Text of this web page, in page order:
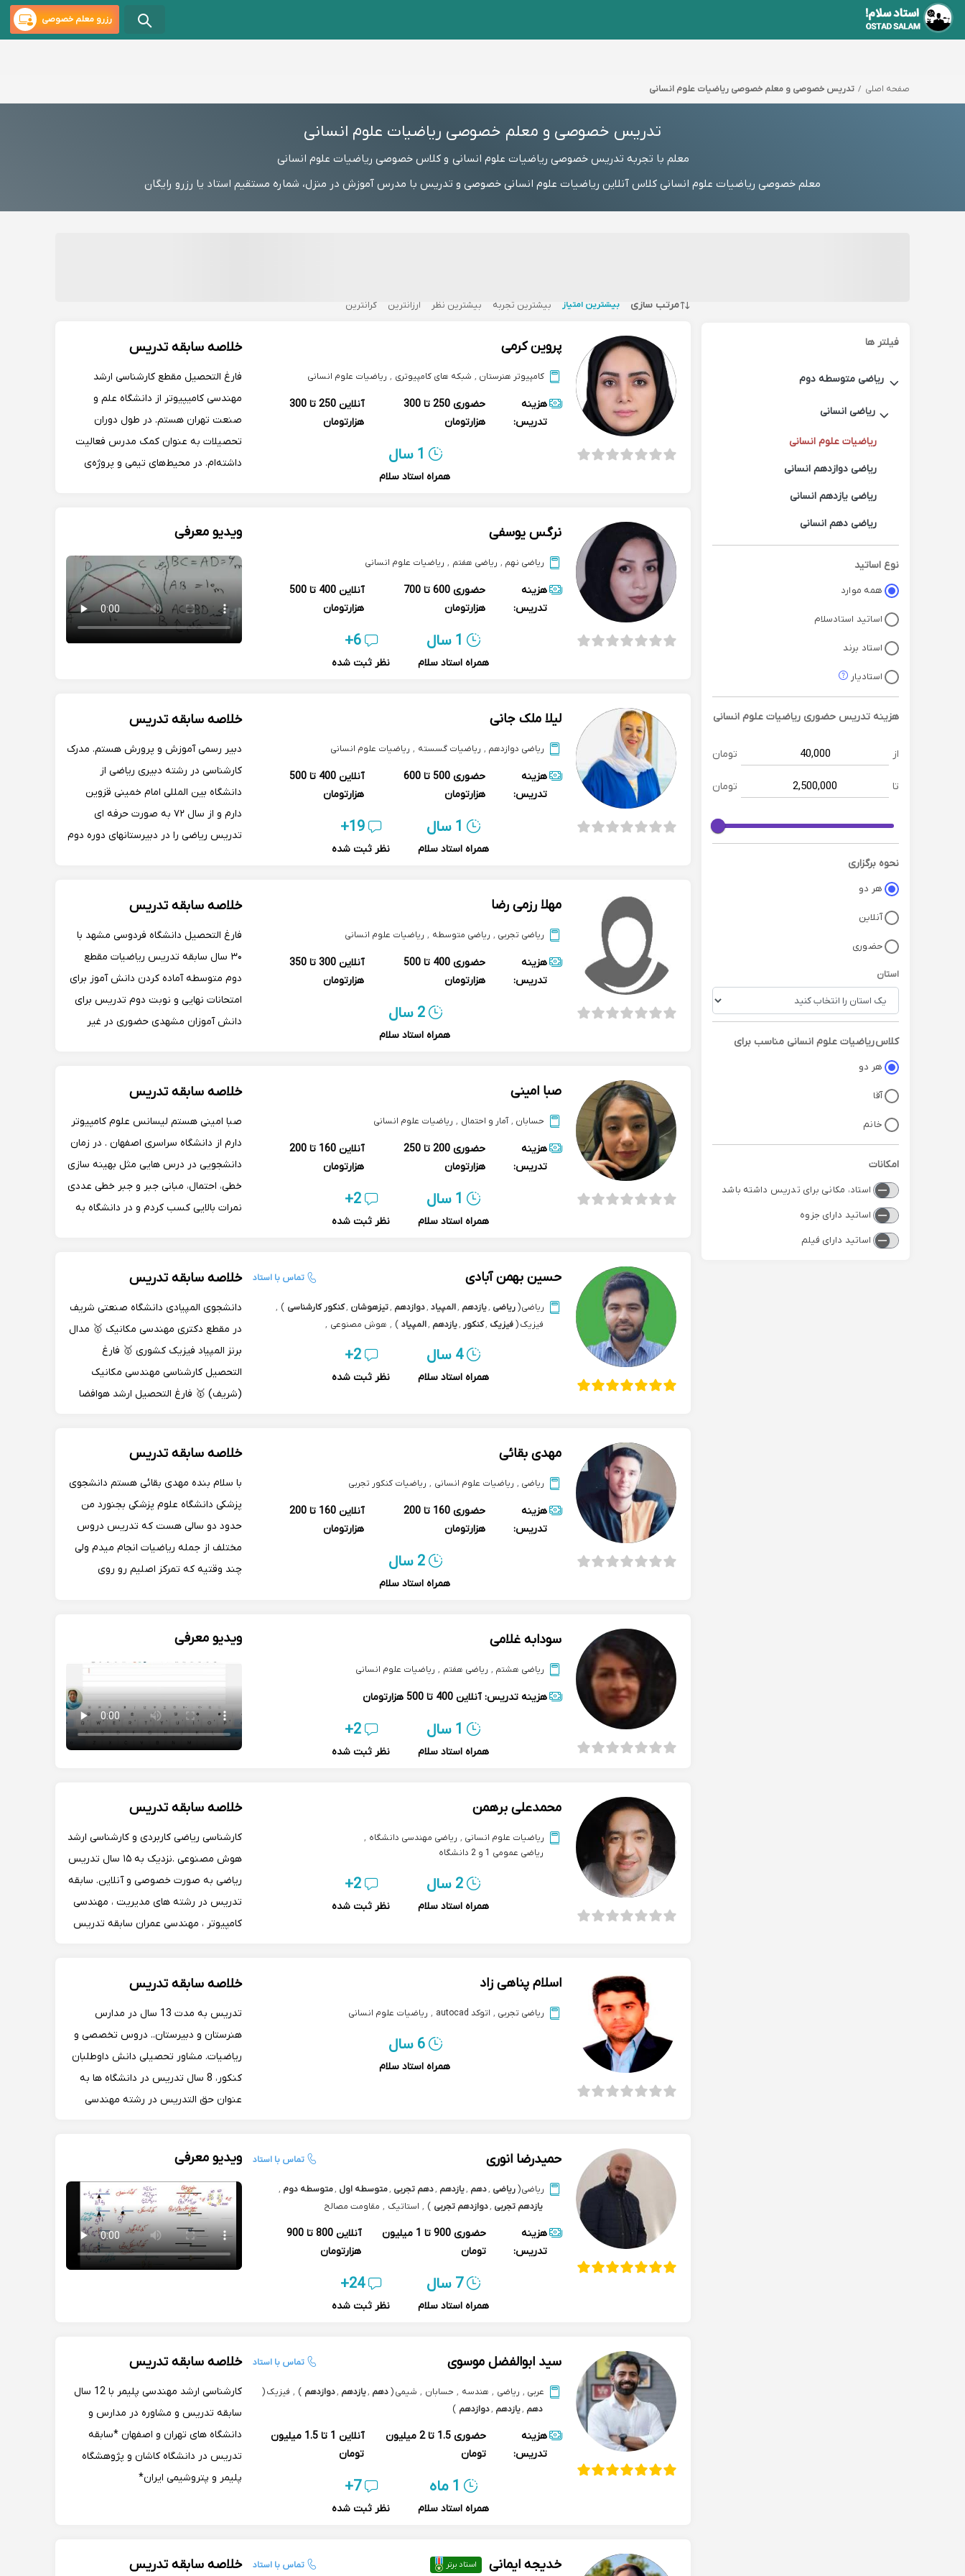
رزرو معلم خصوصی
صفحه اصلی تدریس خصوصی و معلم خصوصی ریاضیات علوم انسانی
تدریس خصوصی و معلم خصوصی ریاضیات علوم انسانی
معلم با تجربه تدریس خصوصی ریاضیات علوم انسانی و کلاس خصوصی ریاضیات علوم انسانی
معلم خصوصی ریاضیات علوم انسانی کلاس آنلاین ریاضیات علوم انسانی خصوصی و تدریس با مدرس آموزش در منزل، شماره مستقیم استاد یا رزرو رایگان
فیلتر ها
ریاضی متوسطه دوم
ریاضی انسانی
ریاضیات علوم انسانی
ریاضی دوازدهم انسانی
ریاضی یازدهم انسانی
ریاضی دهم انسانی
نوع اساتید
همه موارد
اساتید استادسلام
استاد برند
استادیار
هزینه تدریس حضوری ریاضیات علوم انسانی
از تومان
تا تومان
نحوه برگزاری
هر دو
آنلاین
حضوری
استان
کلاسریاضیات علوم انسانی مناسب برای
هر دو
آقا
خانم
امکانات
استاد، مکانی برای تدریس داشته باشد
اساتید دارای جزوه
اساتید دارای فیلم
مرتب سازی بیشترین امتیاز بیشترین تجربه بیشترین نظر ارزانترین گرانترین
پروین کرمی
کامپیوتر هنرستان , شبکه های کامپیوتری , ریاضیات علوم انسانی
هزینه
تدریس:
حضوری
250 تا 300
هزارتومان
آنلاین
250 تا 300
هزارتومان
1 سال
همراه استاد سلام
خلاصه سابقه تدریس
فارغ التحصیل مقطع کارشناسی ارشد
مهندسی کامیپیوتر از دانشگاه علم و
صنعت تهران هستم. در طول دوران
تحصیلات به عنوان کمک مدرس فعالیت
داشته‌ام. در محیط‌های تیمی و پروژه‌ی
انلاین به دلیل نداشتن محدودیت‌ زمانی و
نرگس یوسفی
ریاضی نهم , ریاضی هفتم , ریاضیات علوم انسانی
هزینه
تدریس:
حضوری
600 تا 700
هزارتومان
آنلاین
400 تا 500
هزارتومان
1 سال
همراه استاد سلام
6+
نظر ثبت شده
ویدیو معرفی
لیلا ملک جانی
ریاضی دوازدهم , ریاضیات گسسته , ریاضیات علوم انسانی
هزینه
تدریس:
حضوری
500 تا 600
هزارتومان
آنلاین
400 تا 500
هزارتومان
1 سال
همراه استاد سلام
19+
نظر ثبت شده
خلاصه سابقه تدریس
دبیر رسمی آموزش و پرورش هستم. مدرک
کارشناسی در رشته دبیری ریاضی از
دانشگاه بین المللی امام خمینی قزوین
دارم و از سال ۷۲ به صورت حرفه ای
تدریس ریاضی را در دبیرستانهای دوره دوم
شدن این مراکز وارد دبیرستان نمونه دولتی
مهلا رزمی رضا
ریاضی تجربی , ریاضی متوسطه , ریاضیات علوم انسانی
هزینه
تدریس:
حضوری
400 تا 500
هزارتومان
آنلاین
300 تا 350
هزارتومان
2 سال
همراه استاد سلام
خلاصه سابقه تدریس
فارغ التحصیل دانشگاه فردوسی مشهد با
۳۰ سال سابقه تدریس ریاضیات مقطع
دوم متوسطه آماده کردن دانش آموز برای
امتحانات نهایی و نوبت دوم تدریس برای
دانش آموزان مشهدی حضوری در غیر
صبا امینی
حسابان , آمار و احتمال , ریاضیات علوم انسانی
هزینه
تدریس:
حضوری
200 تا 250
هزارتومان
آنلاین
160 تا 200
هزارتومان
1 سال
همراه استاد سلام
2+
نظر ثبت شده
خلاصه سابقه تدریس
صبا امینی هستم لیسانس علوم کامپیوتر
دارم از دانشگاه سراسری اصفهان . در زمان
دانشجویی در درس هایی مثل بهینه سازی
خطی، احتمال، مبانی جبر و جبر خطی عددی
نمرات بالایی کسب کردم و در دانشگاه به
متمرکز بر یادگیری مطالبه.
حسین بهمن آبادی تماس با استاد
ریاضی(ریاضی ,یازدهم ,المپیاد ,دوازدهم ,تیزهوشان ,کنکور کارشناسی )
,
فیزیک(فیزیک ,کنکور ,یازدهم ,المپیاد )
, هوش مصنوعی ,
4 سال
همراه استاد سلام
2+
نظر ثبت شده
خلاصه سابقه تدریس
دانشجوی المپیادی دانشگاه صنعتی شریف
در مقطع دکتری مهندسی مکانیک 🥇 مدال
برنز المپیاد فیزیک کشوری 🥇 فارغ
التحصیل کارشناسی مهندسی مکانیک
(شریف) 🥇 فارغ التحصیل ارشد هوافضا
تدریس دروس المپیاد و کنکور در مدارس
سمپاد و دانشگاه 🥇
مهدی بقائی
ریاضی , ریاضیات علوم انسانی , ریاضیات کنکور تجربی
هزینه
تدریس:
حضوری
160 تا 200
هزارتومان
آنلاین
160 تا 200
هزارتومان
2 سال
همراه استاد سلام
خلاصه سابقه تدریس
با سلام بنده مهدی بقائی هستم دانشجوی
پزشکی دانشگاه علوم پزشکی بجنورد من
حدود دو سالی هست که تدریس دروس
مختلف از جمله ریاضیات انجام میدم ولی
چند وقتیه که تمرکز اصلیم رو روی
دانش آموزم شیرین کنم
سودابه غلامی
ریاضی هشتم , ریاضی هفتم , ریاضیات علوم انسانی
هزینه تدریس: آنلاین 400 تا 500 هزارتومان
1 سال
همراه استاد سلام
2+
نظر ثبت شده
ویدیو معرفی
محمدعلی برهمن
ریاضیات علوم انسانی , ریاضی مهندسی دانشگاه ,
ریاضی عمومی 1 و 2 دانشگاه
2 سال
همراه استاد سلام
2+
نظر ثبت شده
خلاصه سابقه تدریس
کارشناسی ریاضی کاربردی و کارشناسی ارشد
هوش مصنوعی .نزدیک به ۱۵ سال تدریس
ریاضی به صورت خصوصی و آنلاین. سابقه
تدریس در رشته های مدیریت ، مهندسی
کامپیوتر ، مهندسی عمران سابقه تدریس
ویدیوهای آموزشی در سایت یوتیوب و
آپارات آپلود شده.
اسلام پناهی زاد
ریاضی تجربی , اتوکد autocad , ریاضیات علوم انسانی
6 سال
همراه استاد سلام
خلاصه سابقه تدریس
تدریس به مدت 13 سال در مدارس
هنرستان و دبیرستان.. دروس تخصصی و
ریاضیات. مشاور تحصیلی دانش داوطلبان
کنکور، 8 سال تدریس در دانشگاه ها به
عنوان حق التدریس در رشته مهندسی
حمیدرضا انوری تماس با استاد
ریاضی(ریاضی ,دهم ,یازدهم ,دهم تجربی ,متوسطه اول ,متوسطه دوم ,
یازدهم تجربی ,دوازدهم تجربی )
, استاتیک , مقاومت مصالح
هزینه
تدریس:
حضوری
900 تا 1 میلیون
تومان
آنلاین
800 تا 900
هزارتومان
7 سال
همراه استاد سلام
24+
نظر ثبت شده
ویدیو معرفی
سید ابوالفضل موسوی تماس با استاد
عربی , ریاضی , هندسه , حسابان , شیمی(دهم ,یازدهم ,دوازدهم )
, فیزیک(
دهم ,یازدهم ,دوازدهم )
هزینه
تدریس:
حضوری
1.5 تا 2 میلیون
تومان
آنلاین
1 تا 1.5 میلیون
تومان
1 ماه
همراه استاد سلام
7+
نظر ثبت شده
خلاصه سابقه تدریس
کارشناسی ارشد مهندسی پلیمر با 12 سال
سابقه تدریس و مشاوره در مدارس و
دانشگاه های تهران و اصفهان *سابقه
تدریس در دانشگاه کاشان و پژوهشگاه
پلیمر و پتروشیمی ایران*
خدیجه ایمانی استاد برتر تماس با استاد خلاصه سابقه تدریس